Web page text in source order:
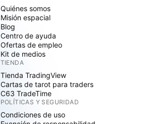
Quiénes somos
Misión espacial
Blog
Centro de ayuda
Ofertas de empleo
Kit de medios
TIENDA
Tienda TradingView
Cartas de tarot para traders
C63 TradeTime
POLÍTICAS Y SEGURIDAD
Condiciones de uso